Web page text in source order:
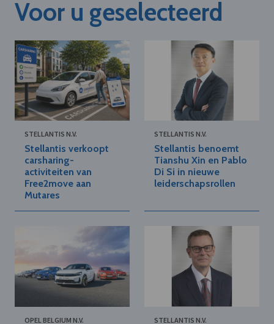
Voor u geselecteerd
STELLANTIS N.V.
Stellantis verkoopt
carsharing-
activiteiten van
Free2move aan
Mutares
STELLANTIS N.V.
Stellantis benoemt
Tianshu Xin en Pablo
Di Si in nieuwe
leiderschapsrollen
OPEL BELGIUM N.V. STELLANTIS N.V.